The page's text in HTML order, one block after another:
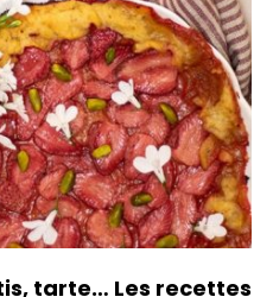
tarte… Les recettes